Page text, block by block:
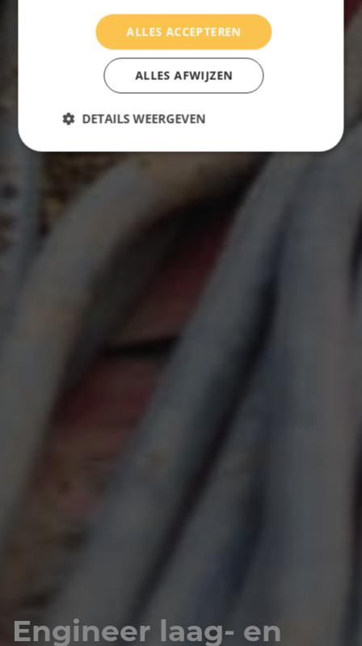
Engineer laag- en
ALLES ACCEPTEREN
ALLES AFWIJZEN
DETAILS WEERGEVEN